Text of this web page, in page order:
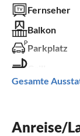
Fernseher
Balkon
Parkplatz
Gesamte
Anreise/